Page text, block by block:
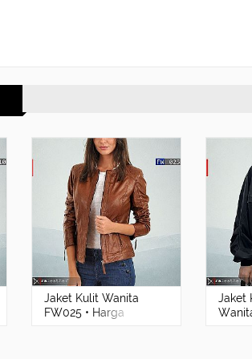
Jaket Kulit Wanita
FW025 • Harga
Jaket